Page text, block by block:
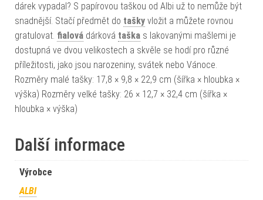
dárek vypadal? S papírovou taškou od Albi už to nemůže být
snadnější. Stačí předmět do tašky vložit a můžete rovnou
gratulovat. fialová dárková taška s lakovanými mašlemi je
dostupná ve dvou velikostech a skvěle se hodí pro různé
příležitosti, jako jsou narozeniny, svátek nebo Vánoce.
Rozměry malé tašky: 17,8 × 9,8 × 22,9 cm (šířka × hloubka ×
výška) Rozměry velké tašky: 26 × 12,7 × 32,4 cm (šířka ×
hloubka × výška)
Další informace
Výrobce
ALBI